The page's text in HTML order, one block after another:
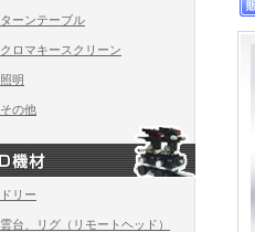
ターンテーブル
クロマキースクリーン
照明
その他
ドリー
雲台、リグ（リモートヘッド）